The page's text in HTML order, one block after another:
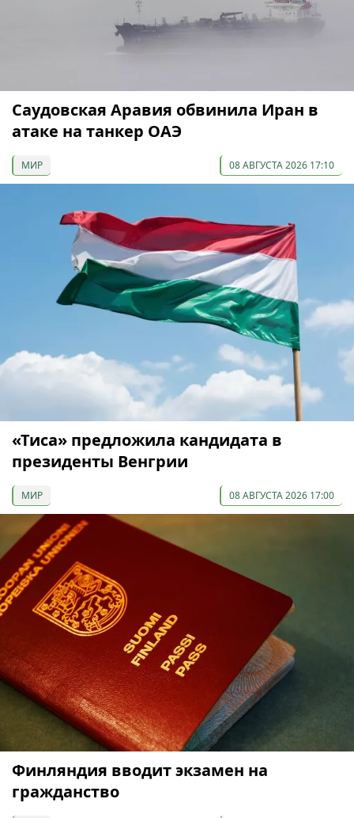
Саудовская Аравия обвинила Иран в
атаке на танкер ОАЭ
МИР 08 АВГУСТА 2026 17:10
«Тиса» предложила кандидата в
президенты Венгрии
МИР 08 АВГУСТА 2026 17:00
Финляндия вводит экзамен на
гражданство